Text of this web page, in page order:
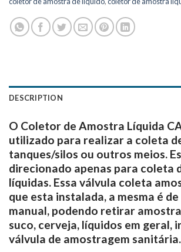
DESCRIPTION
O Coletor de Amostra Líquida
utilizado para realizar a coleta
tanques/silos ou outros meios.
direcionado apenas para coleta
líquidas. Essa válvula coleta
que esta instalada, a mesma é
manual, podendo retirar
suco, cerveja, líquidos em geral,
válvula de amostragem sanitária.